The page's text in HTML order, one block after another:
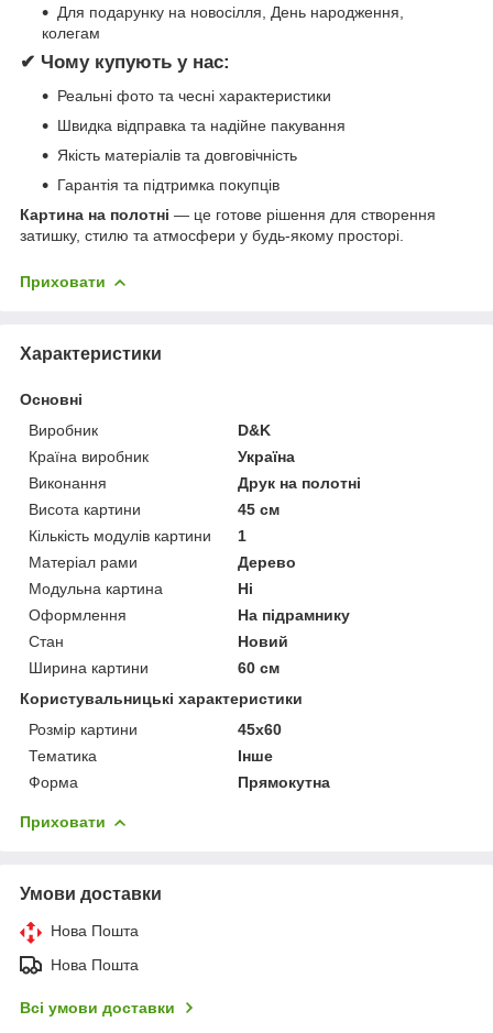
Для подарунку на новосілля, День народження,
колегам
✔ Чому купують у нас:
Реальні фото та чесні характеристики
Швидка відправка та надійне пакування
Якість матеріалів та довговічність
Гарантія та підтримка покупців
Картина на полотні — це готове рішення для створення
затишку, стилю та атмосфери у будь-якому просторі.
Приховати
Характеристики
Основні
Виробник
D&K
Країна виробник
Україна
Виконання
Друк на полотні
Висота картини
45 см
Кількість модулів картини
1
Матеріал рами
Дерево
Модульна картина
Ні
Оформлення
На підрамнику
Стан
Новий
Ширина картини
60 см
Користувальницькі характеристики
Розмір картини
45х60
Тематика
Інше
Форма
Прямокутна
Приховати
Умови доставки
Нова Пошта
Нова Пошта
Всі умови доставки